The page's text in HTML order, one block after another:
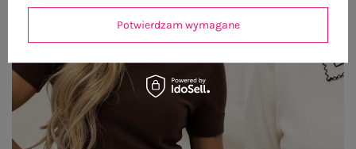
Potwierdzam wymagane